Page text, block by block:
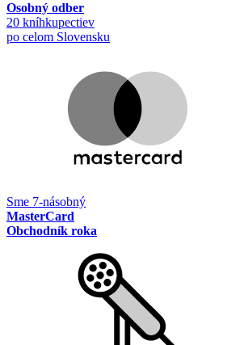
Osobný odber
20 kníhkupectiev
po celom Slovensku
Sme 7-násobný
MasterCard
Obchodník roka